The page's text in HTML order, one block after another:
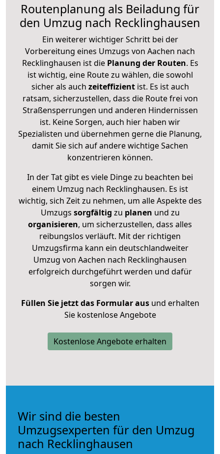
Routenplanung als Beiladung für
den Umzug nach Recklinghausen
Ein weiterer wichtiger Schritt bei der
Vorbereitung eines Umzugs von Aachen nach
Recklinghausen ist diePlanung der Routen. Es
ist wichtig, eine Route zu wählen, die sowohl
sicher als auch zeiteffizientist. Es ist auch
ratsam, sicherzustellen, dass die Route frei von
Straßensperrungen und anderen Hindernissen
ist. Keine Sorgen, auch hier haben wir
Spezialisten und übernehmen gerne die Planung,
damit Sie sich auf andere wichtige Sachen
konzentrieren können.
In der Tat gibt es viele Dinge zu beachten bei
einem Umzug nach Recklinghausen. Es ist
wichtig, sich Zeit zu nehmen, um alle Aspekte des
Umzugs sorgfältig zu planen und zu
organisieren, um sicherzustellen, dass alles
reibungslos verläuft. Mit der richtigen
Umzugsfirma kann ein deutschlandweiter
Umzug von Aachen nach Recklinghausen
erfolgreich durchgeführt werden und dafür
sorgen wir.
Füllen Sie jetzt das Formular ausund erhalten
Sie kostenlose Angebote
Kostenlose Angebote erhalten
Wir sind die besten
Umzugsexperten für den Umzug
nach Recklinghausen